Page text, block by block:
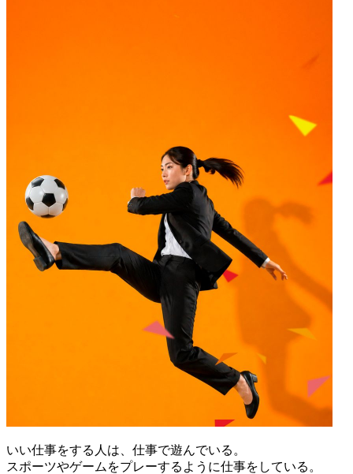
いい仕事をする人は、仕事で遊んでいる。
スポーツやゲームをプレーするように仕事をしている。